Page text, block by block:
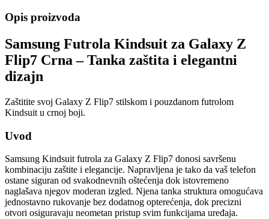
Opis proizvoda
Samsung Futrola Kindsuit za Galaxy Z
Flip7 Crna – Tanka zaštita i elegantni
dizajn
Zaštitite svoj Galaxy Z Flip7 stilskom i pouzdanom futrolom
Kindsuit u crnoj boji.
Uvod
Samsung Kindsuit futrola za Galaxy Z Flip7 donosi savršenu
kombinaciju zaštite i elegancije. Napravljena je tako da vaš telefon
ostane siguran od svakodnevnih oštećenja dok istovremeno
naglašava njegov moderan izgled. Njena tanka struktura omogućava
jednostavno rukovanje bez dodatnog opterećenja, dok precizni
otvori osiguravaju neometan pristup svim funkcijama uređaja.